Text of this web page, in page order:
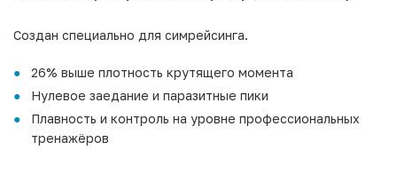
Создан специально для симрейсинга.
26% выше плотность крутящего момента
Нулевое заедание и паразитные пики
Плавность и контроль на уровне профессиональных
тренажёров